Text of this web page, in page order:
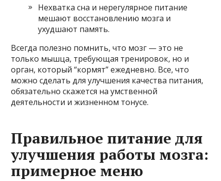
Нехватка сна и нерегулярное питание
мешают восстановлению мозга и
ухудшают память.
Всегда полезно помнить, что мозг — это не
только мышца, требующая тренировок, но и
орган, который “кормят” ежедневно. Все, что
можно сделать для улучшения качества питания,
обязательно скажется на умственной
деятельности и жизненном тонусе.
Правильное питание для
улучшения работы мозга:
примерное меню